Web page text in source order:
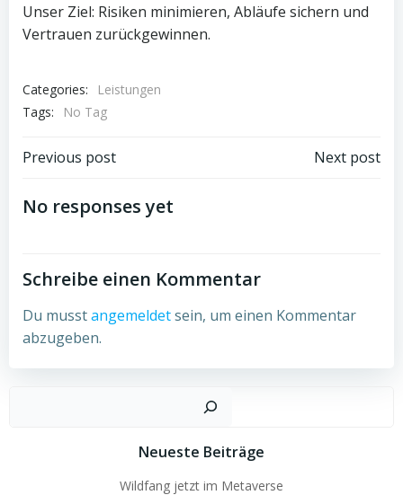
Unser Ziel: Risiken minimieren, Abläufe sichern und
Vertrauen zurückgewinnen.
Categories:
Leistungen
Tags:
No Tag
Post
navigation
Previous post Next post
No responses yet
Schreibe einen Kommentar
Du musstangemeldetsein, um einen Kommentar
abzugeben.
Neueste Beiträge
Wildfang jetzt im Metaverse